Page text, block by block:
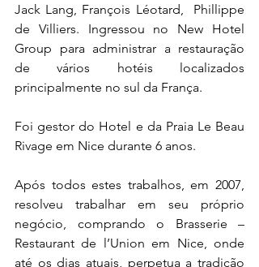
Jack Lang, François Léotard,  Phillippe
de Villiers. Ingressou no New Hotel
Group para administrar a restauração
de vários hotéis localizados
principalmente no sul da França.
Foi gestor do Hotel e da Praia Le Beau
Rivage em Nice durante 6 anos.
Após todos estes trabalhos, em 2007,
resolveu trabalhar em seu próprio
negócio, comprando o Brasserie –
Restaurant de l’Union em Nice, onde
até os dias atuais, perpetua a tradição